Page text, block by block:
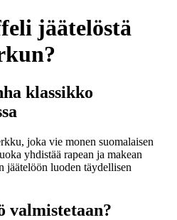
jäätelöstä
klassikko
joka vie monen suomalaisen
yhdistää rapean ja makean
jäätelöön luoden täydellisen
valmistetaan?